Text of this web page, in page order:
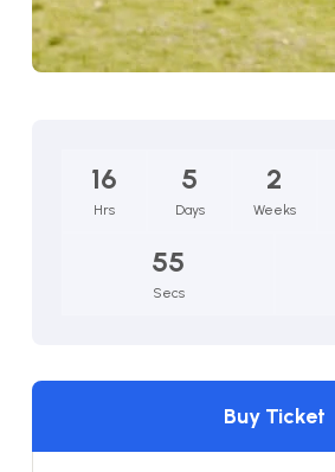
2
Weeks
5
Days
16
Hrs
54
Secs
Buy Ticket